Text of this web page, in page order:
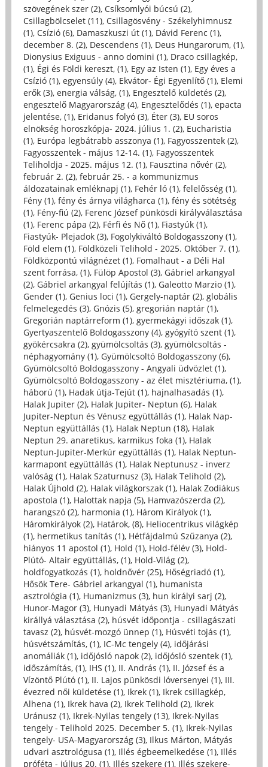
szövegének szer (2), Csíksomlyói búcsú (2),
Csillagbölcselet (11), Csillagösvény - Székelyhimnusz
(1), Csízió (6), Damaszkuszi út (1), Dávid Ferenc (1),
december 8. (2), Descendens (1), Deus Hungarorum, (1),
Dionysius Exiguus - anno domini (1), Draco csillagkép,
(1), Égi és Földi kereszt, (1), Egy az Isten (1), Egy éves a
Csízió (1), egyensúly (4), Ekvátor- Égi Egyenlítő (1), Elemi
erők (3), energia válság, (1), Engesztelő küldetés (2),
engesztelő Magyarország (4), Engesztelődés (1), epacta
jelentése, (1), Eridanus folyó (3), Éter (3), EU soros
elnökség horoszkópja- 2024. július 1. (2), Eucharistia
(1), Európa legbátrabb asszonya (1), Fagyosszentek (2),
Fagyosszentek - május 12-14. (1), Fagyosszentek
Teliholdja - 2025. május 12. (1), Fausztina nővér (2),
február 2. (2), február 25. - a kommunizmus
áldozatainak emléknapj (1), Fehér ló (1), felelősség (1),
Fény (1), fény és árnya világharca (1), fény és sötétség
(1), Fény-fiú (2), Ferenc József pünkösdi királyválasztása
(1), Ferenc pápa (2), Férfi és Nő (1), Fiastyúk (1),
Fiastyúk- Plejadok (3), Fogolykiváltó Boldogasszony (1),
Föld elem (1), Földközeli Telihold - 2025. Október 7. (1),
Földközpontú világnézet (1), Fomalhaut - a Déli Hal
szent forrása, (1), Fülöp Apostol (3), Gábriel arkangyal
(2), Gábriel arkangyal felújítás (1), Galeotto Marzio (1),
Gender (1), Genius loci (1), Gergely-naptár (2), globális
felmelegedés (3), Gnózis (5), gregorián naptár (1),
Gregorián naptárreform (1), gyermekágyi időszak (1),
Gyertyaszentelő Boldogasszony (4), gyógyító szent (1),
gyökércsakra (2), gyümölcsoltás (3), gyümölcsoltás -
néphagyomány (1), Gyümölcsoltó Boldogasszony (6),
Gyümölcsoltó Boldogasszony - Angyali üdvözlet (1),
Gyümölcsoltó Boldogasszony - az élet misztériuma, (1),
háború (1), Hadak útja-Tejút (1), hajnalhasadás (1),
Halak Jupiter (2), Halak Jupiter- Neptun (6), Halak
Jupiter-Neptun és Vénusz együttállás (1), Halak Nap-
Neptun együttállás (1), Halak Neptun (18), Halak
Neptun 29. anaretikus, karmikus foka (1), Halak
Neptun-Jupiter-Merkúr együttállás (1), Halak Neptun-
karmapont együttállás (1), Halak Neptunusz - inverz
valóság (1), Halak Szaturnusz (3), Halak Telihold (2),
Halak Újhold (2), Halak világkorszak (1), Halak Zodiákus
apostola (1), Halottak napja (5), Hamvazószerda (2),
harangszó (2), harmonia (1), Három Királyok (1),
Háromkirályok (2), Határok, (8), Heliocentrikus világkép
(1), hermetikus tanítás (1), Hétfájdalmú Szűzanya (2),
hiányos 11 apostol (1), Hold (1), Hold-félév (3), Hold-
Plútó- Altair együttállás, (1), Hold-Világ (2),
holdfogyatkozás (1), holdnővér (25), Hőségriadó (1),
Hősök Tere- Gábriel arkangyal (1), humanista
asztrológia (1), Humanizmus (3), hun királyi sarj (2),
Hunor-Magor (3), Hunyadi Mátyás (3), Hunyadi Mátyás
királlyá választása (2), húsvét időpontja - csillagászati
tavasz (2), húsvét-mozgó ünnep (1), Húsvéti tojás (1),
húsvétszámítás, (1), IC-Mc tengely (4), időjárási
anomáliák (1), időjósló napok (2), időjósló szentek (1),
időszámítás, (1), IHS (1), II. András (1), II. József és a
Vízöntő Plútó (1), II. Lajos pünkösdi lóversenyei (1), III.
évezred női küldetése (1), Ikrek (1), Ikrek csillagkép,
Alhena (1), Ikrek hava (2), Ikrek Telihold (2), Ikrek
Uránusz (1), Ikrek-Nyilas tengely (13), Ikrek-Nyilas
tengely - Telihold 2025. December 5. (1), Ikrek-Nyilas
tengely- USA-Magyarország (3), Ilkus Márton, Mátyás
udvari asztrológusa (1), Illés égbeemelkedése (1), Illés
próféta - július 20. (1), Illés szekere (1), Illés szekere-